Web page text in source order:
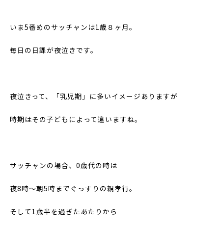
いま5番めのサッチャンは1歳８ヶ月。
毎日の日課が夜泣きです。
夜泣きって、「乳児期」に多いイメージありますが
時期はその子どもによって違いますね。
サッチャンの場合、0歳代の時は
夜8時～朝5時までぐっすりの親孝行。
そして1歳半を過ぎたあたりから